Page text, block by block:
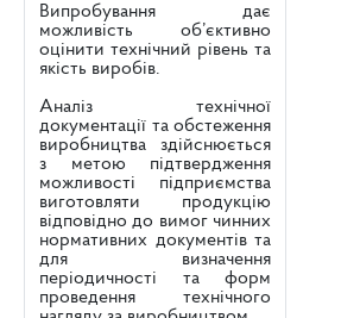
Випробування дає
можливість об’єктивно
оцінити технічний рівень та
якість виробів.
Аналіз технічної
документації та обстеження
виробництва здійснюється
з метою підтвердження
можливості підприємства
виготовляти продукцію
відповідно до вимог чинних
нормативних документів та
для визначення
періодичності та форм
проведення технічного